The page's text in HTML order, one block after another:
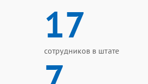
17
сотрудников в штате